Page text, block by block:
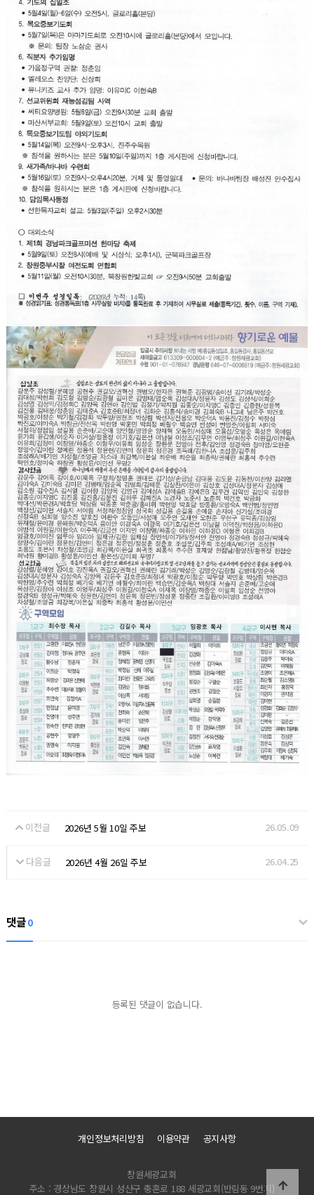
이전글 2026년 5월 10일 주보 26.05.09
다음글 2026년 4월 26일 주보 26.04.25
댓글0
등록된 댓글이 없습니다.
개인정보처리방침 이용약관 공지사항
창원세광교회
주소 : 경상남도 창원시 성산구 충혼로 188 세광교회(반림동 9번지)